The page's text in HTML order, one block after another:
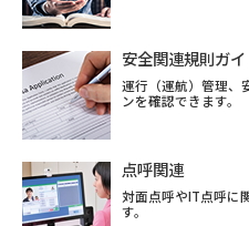
安全関連規則ガ
運行（運航）管理、
ンを確認できます。
点呼関連
対面点呼やIT点呼に
す。